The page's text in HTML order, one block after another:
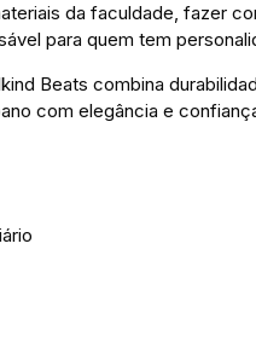
da faculdade, fazer
para quem tem
Beats combina
com elegância e